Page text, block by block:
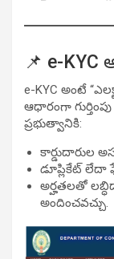
📌 e-
e-KYC అంటే
ఆధారంగా
ప్రభుత్వానికి:
కార్డుదారుల
డూప్లికేట్ లేదా
అర్హతలతో
అందించవచ్చు.